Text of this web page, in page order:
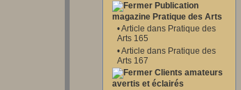
Publication
magazine Pratique des Arts
•Article dans Pratique des
Arts 165
•Article dans Pratique des
Arts 167
Clients amateurs
avertis et éclairés